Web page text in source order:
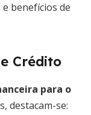
benefícios de
Crédito
para o
destacam-se: